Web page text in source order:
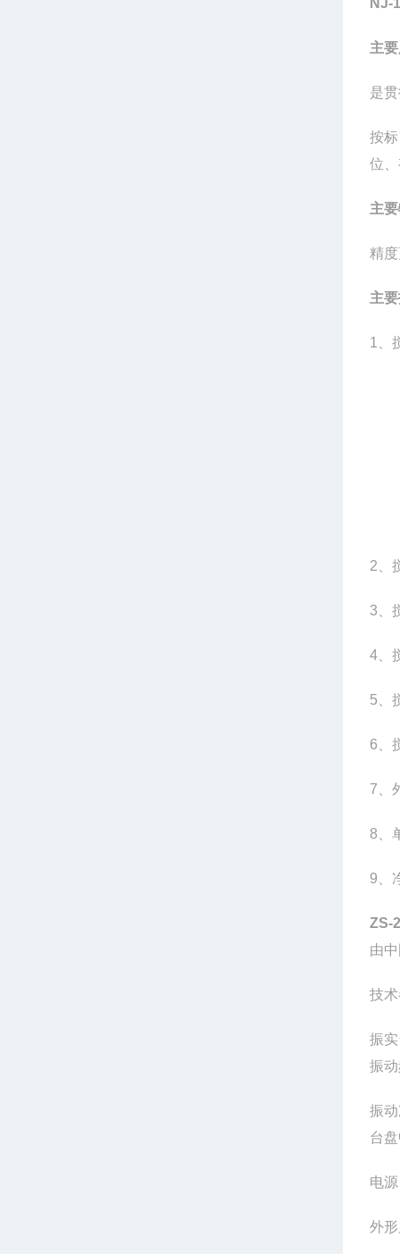
NJ-
主
是
按
位
主
精
主
1、
2、
3、
4
5
6
7
8
9 、
ZS-
由
技
振
振
振
台
电
外